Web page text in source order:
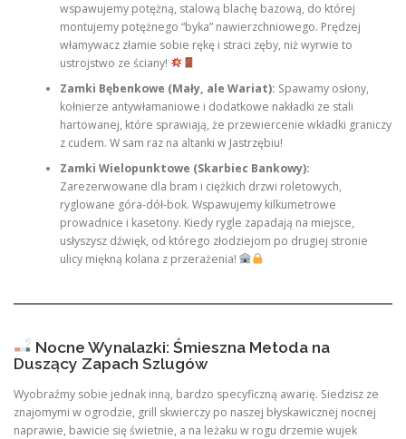
wspawujemy potężną, stalową blachę bazową, do której
montujemy potężnego “byka” nawierzchniowego. Prędzej
włamywacz złamie sobie rękę i straci zęby, niż wyrwie to
ustrojstwo ze ściany!
Zamki Bębenkowe (Mały, ale Wariat): Spawamy osłony,
kołnierze antywłamaniowe i dodatkowe nakładki ze stali
hartowanej, które sprawiają, że przewiercenie wkładki graniczy
z cudem. W sam raz na altanki w Jastrzębiu!
Zamki Wielopunktowe (Skarbiec Bankowy):
Zarezerwowane dla bram i ciężkich drzwi roletowych,
ryglowane góra-dół-bok. Wspawujemy kilkumetrowe
prowadnice i kasetony. Kiedy rygle zapadają na miejsce,
usłyszysz dźwięk, od którego złodziejom po drugiej stronie
ulicy miękną kolana z przerażenia!
Nocne Wynalazki: Śmieszna Metoda na
Duszący Zapach Szlugów
Wyobraźmy sobie jednak inną, bardzo specyficzną awarię. Siedzisz ze
znajomymi w ogrodzie, grill skwierczy po naszej błyskawicznej nocnej
naprawie, bawicie się świetnie, a na leżaku w rogu drzemie wujek